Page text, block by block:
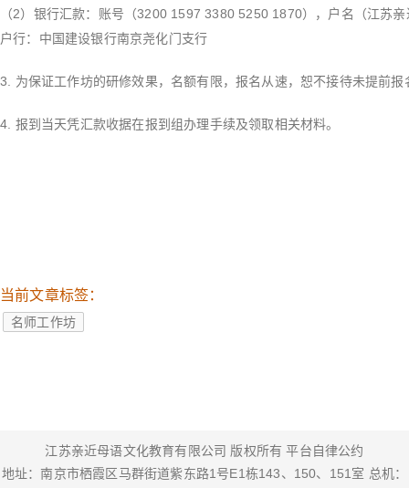
（2）银行汇款：账号（3200 1597 3380 5250 1870），户名（江苏
户行：中国建设银行南京尧化门支行
3. 为保证工作坊的研修效果，名额有限，报名从速，恕不接待未提前报
4. 报到当天凭汇款收据在报到组办理手续及领取相关材料。
当前文章标签：
名师工作坊
江苏亲近母语文化教育有限公司 版权所有平台自律公约
地址：南京市栖霞区马群街道紫东路1号E1栋143、150、151室 总机：